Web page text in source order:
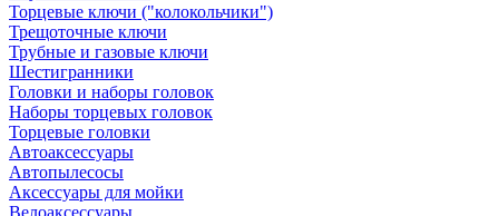
Торцевые ключи ("колокольчики")
Трещоточные ключи
Трубные и газовые ключи
Шестигранники
Головки и наборы головок
Наборы торцевых головок
Торцевые головки
Автоаксессуары
Автопылесосы
Аксессуары для мойки
Велоаксессуары